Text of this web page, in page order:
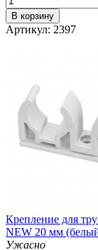
В корзину
Артикул: 2397
Крепление для
NEW 20 мм
Ужасно